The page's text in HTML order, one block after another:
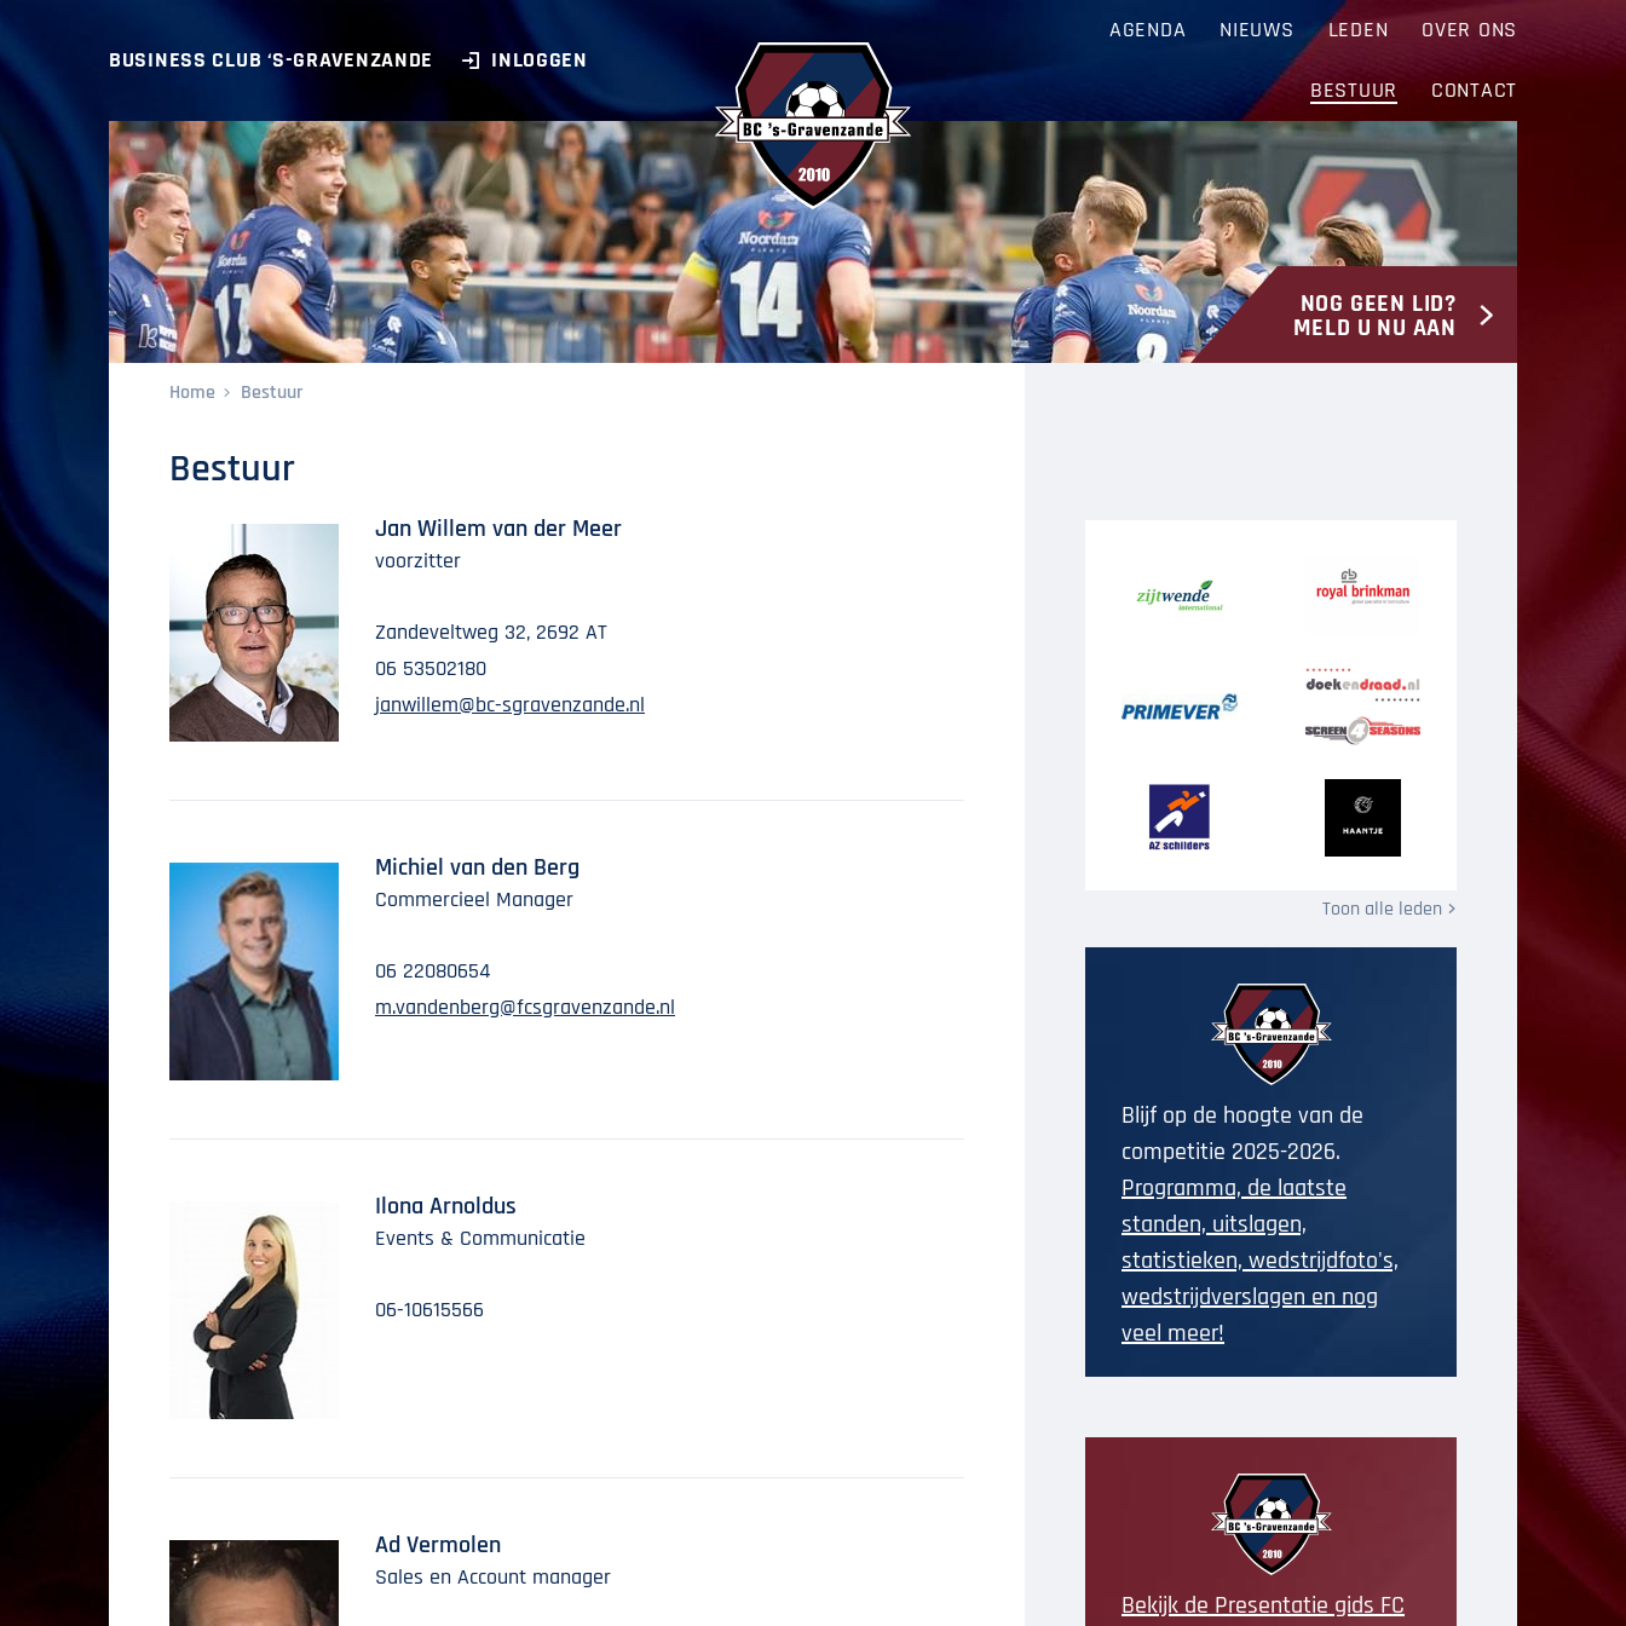
BC ‘s-Gravenzande
BUSINESS CLUB ‘S-GRAVENZANDE INLOGGEN
AGENDA NIEUWS LEDEN OVER ONS
BESTUUR CONTACT
NOG GEEN LID?
MELD U NU AAN
Home Bestuur
Bestuur
Jan Willem van der Meer
voorzitter
Zandeveltweg 32, 2692 AT
06 53502180
janwillem@bc-sgravenzande.nl
Michiel van den Berg
Commercieel Manager
06 22080654
m.vandenberg@fcsgravenzande.nl
Ilona Arnoldus
Events & Communicatie
06-10615566
Ad Vermolen
Sales en Account manager
Toon alle leden
Blijf op de hoogte van de
competitie 2025-2026.
Programma, de laatste
standen, uitslagen,
statistieken, wedstrijdfoto's,
wedstrijdverslagen en nog
veel meer!
Bekijk de Presentatie gids FC